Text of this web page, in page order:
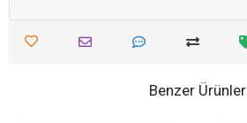
Benzer Ürünler